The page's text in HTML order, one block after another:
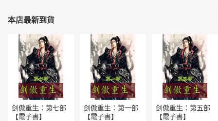
本店最新到貨
剑傲重生：第七部
【電子書】
剑傲重生：第一部
【電子書】
剑傲重生：第五部
【電子書】